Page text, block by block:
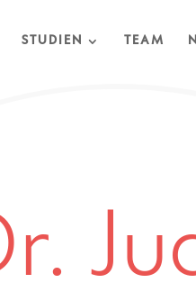
STUDIEN TEAM